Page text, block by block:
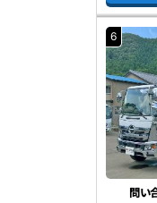
6
問い